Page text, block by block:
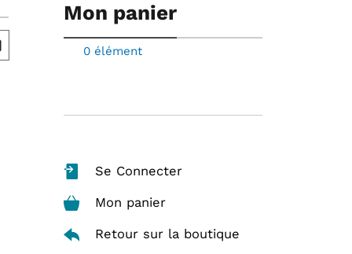
Mon panier
0 élément
Se Connecter
Mon panier
Retour sur la boutique